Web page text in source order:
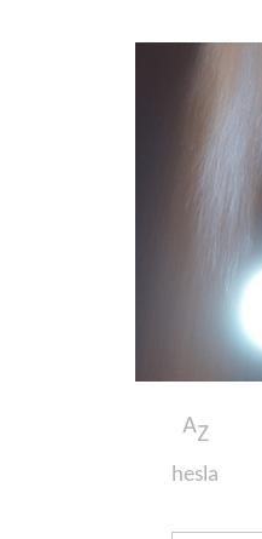
hesla